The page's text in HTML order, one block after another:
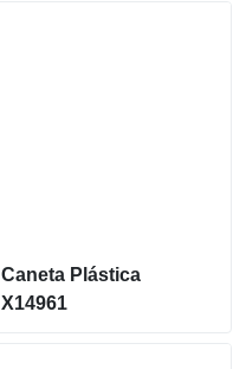
Caneta Plástica
X14961